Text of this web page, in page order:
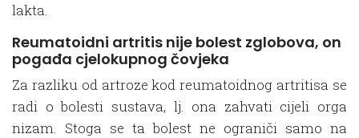
lakta.
Reumatoidni artritis nije bolest zglobova, on
pogađa cjelokupnog čovjeka
Za razliku od artroze kod reumatoidnog artritisa se
radi o bolesti sustava, lj. ona zahvati cijeli orga
nizam. Stoga se ta bolest ne ograniči samo na